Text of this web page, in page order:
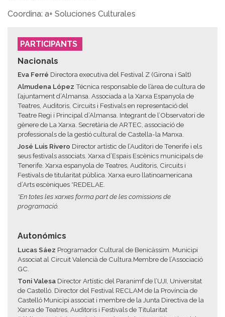
Coordina: a+ Soluciones Culturales
PARTICIPANTS
Nacionals
Eva Ferré Directora executiva del Festival Z (Girona i Salt)
Almudena López Técnica responsable de l’àrea de cultura de
l’ajuntament d’Almansa. Associada a la Xarxa Espanyola de
Teatres, Auditoris, Circuits i Festivals en representació del
Teatre Regi i Principal d’Almansa. Integrant de l’Observatori de
gènere de La Xarxa. Secretària de ARTEC, associació de
professionals de la gestió cultural de Castella-la Manxa.
José Luis Rivero Director artístic de l’Auditori de Tenerife i els
seus festivals associats. Xarxa d’Espais Escènics municipals de
Tenerife. Xarxa espanyola de Teatres, Auditoris, Circuits i
Festivals de titularitat pública. Xarxa euro llatinoamericana
d’Arts escèniques *REDELAE.
*En totes les xarxes forma part de les comissions de
programació.
Autonómics
Lucas Sáez Programador Cultural de Benicàssim. Municipi
Associat al Circuit Valencià de Cultura.Membre de l’Associació
GC.
Toni Valesa Director Artístic del Paranimf de l’UJI, Universitat
de Castelló. Director del Festival RECLAM de la Província de
Castelló Municipi associat i membre de la Junta Directiva de la
Xarxa de Teatres, Auditoris i Festivals de Titularitat